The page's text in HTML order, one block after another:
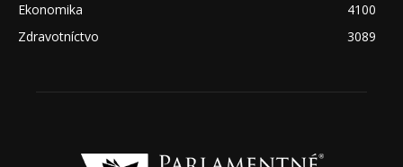
Ekonomika
4100
Zdravotníctvo
3089